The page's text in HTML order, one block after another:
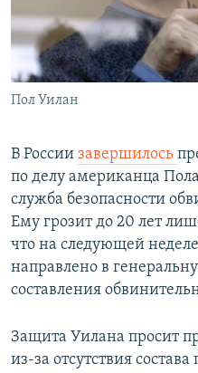
СОЦИАЛЬНЫЕ СЕТИ
Все сайты РСЕ/РС
Пол Уилан
В России завершилось
по делу американца
служба безопасности
Ему грозит до 20 лет
что на следующей
направлено в
составления
Защита Уилана просит
из-за отсутствия